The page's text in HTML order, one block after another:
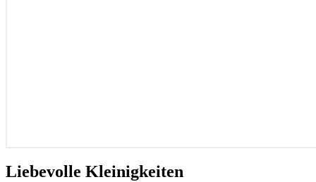
Liebevolle Kleinigkeiten